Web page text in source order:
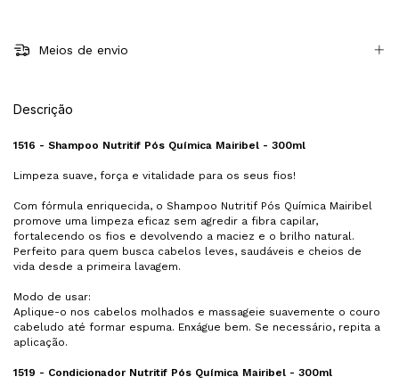
Meios de envio
Descrição
1516 - Shampoo Nutritif Pós Química Mairibel - 300ml
Limpeza suave, força e vitalidade para os seus fios!
Com fórmula enriquecida, o Shampoo Nutritif Pós Química Mairibel
promove uma limpeza eficaz sem agredir a fibra capilar,
fortalecendo os fios e devolvendo a maciez e o brilho natural.
Perfeito para quem busca cabelos leves, saudáveis e cheios de
vida desde a primeira lavagem.
Modo de usar:
Aplique-o nos cabelos molhados e massageie suavemente o couro
cabeludo até formar espuma. Enxágue bem. Se necessário, repita a
aplicação.
1519 - Condicionador Nutritif Pós Química Mairibel - 300ml